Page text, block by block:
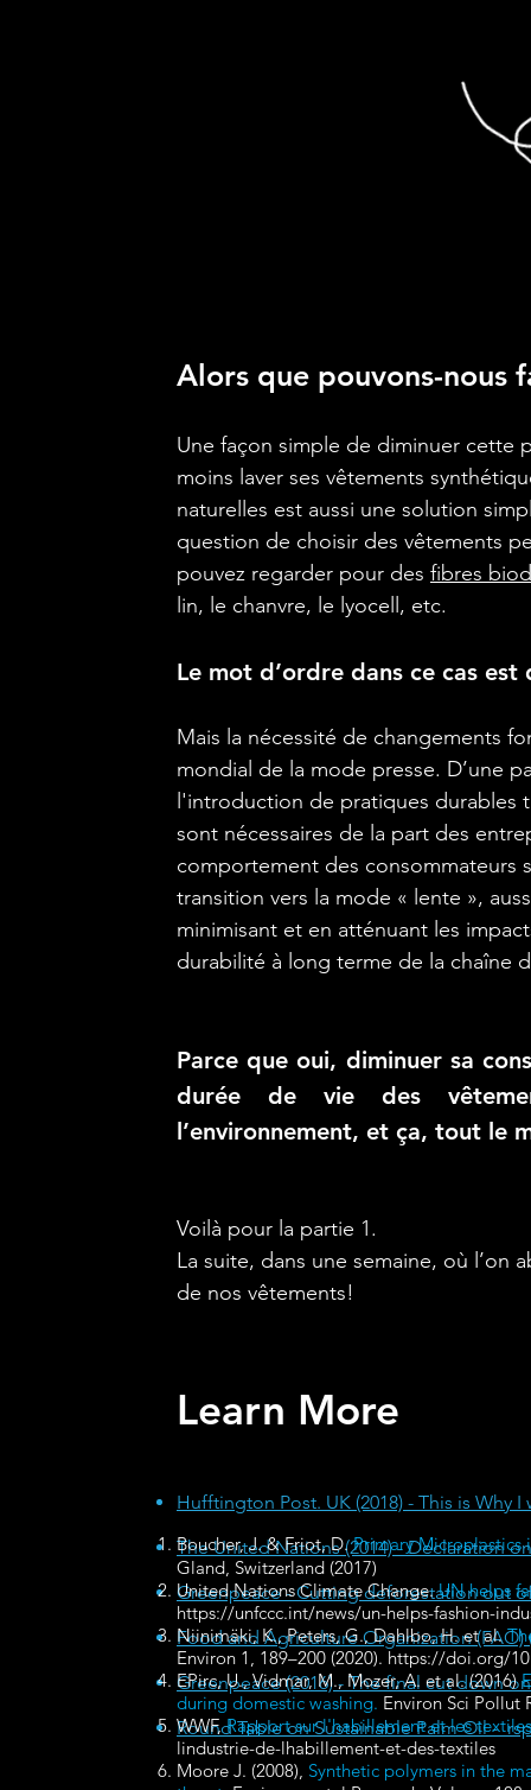
Alors que pouvons-nous
Une façon simple de diminuer cette
moins laver ses vêtements
naturelles est aussi une solution
question de choisir des vêtements
pouvez regarder pour des fibres
lin, le chanvre, le lyocell, etc.
Le mot d’ordre dans ce cas
Mais la nécessité de changements
mondial de la mode presse. D’une
l'introduction de pratiques durables
sont nécessaires de la part des
comportement des consommateurs
transition vers la mode « lente »,
minimisant et en atténuant les
durabilité à long terme de la chaîne
Parce que oui, diminuer sa
durée de vie des
l’environnement, et ça, tout
Voilà pour la partie 1.
La suite, dans une semaine, où l’on
de nos vêtements!
Learn More
Hufftington Post. UK (2018) - This is Why
The United Nations(2014) -Declaration
Greenpeace - Cutting deforestation out
Food and Agriculture Organization (FAO)
Greenpeace (2016) - The final cut down
Round Table on Sustainable Palm Oil -
Boucher, J. & Friot, D.Primary Microplastics
Gland, Switzerland (2017)
United Nations Climate Change.UN helps
https://unfccc.int/news/un-helps-fashion-
Niinimäki, K., Peters, G., Dahlbo, H. et al.
Environ 1, 189–200 (2020). https://doi.org/
EPirc, U., Vidmar, M., Mozer, A. et al. (2016)
during domestic washing. Environ Sci Pollut
WWF,Rapport sur l'habillement et les textiles
lindustrie-de-lhabillement-et-des-textiles
Moore J. (2008), Synthetic polymers in the